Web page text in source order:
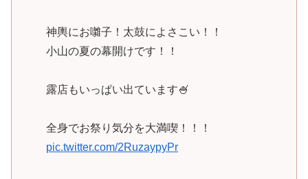
神輿にお囃子！太鼓によさこい！！
小山の夏の幕開けです！！
露店もいっぱい出ています🍧
全身でお祭り気分を大満喫！！！
pic.twitter.com/2RuzaypyPr